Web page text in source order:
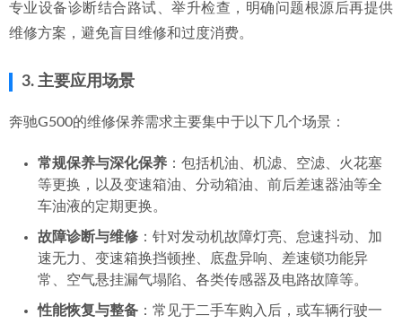
专业设备诊断结合路试、举升检查，明确问题根源后再提供
维修方案，避免盲目维修和过度消费。
3. 主要应用场景
奔驰G500的维修保养需求主要集中于以下几个场景：
常规保养与深化保养 ：包括机油、机滤、空滤、火花塞
等更换，以及变速箱油、分动箱油、前后差速器油等全
车油液的定期更换。
故障诊断与维修 ：针对发动机故障灯亮、怠速抖动、加
速无力、变速箱换挡顿挫、底盘异响、差速锁功能异
常、空气悬挂漏气塌陷、各类传感器及电路故障等。
性能恢复与整备 ：常见于二手车购入后，或车辆行驶一